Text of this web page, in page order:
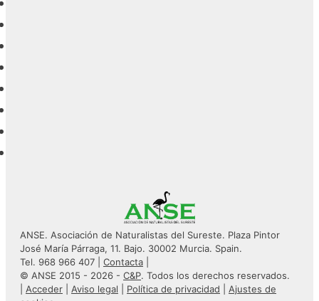
ANSE. Asociación de Naturalistas del Sureste. Plaza Pintor
José María Párraga, 11. Bajo. 30002 Murcia. Spain.
Tel. 968 966 407 | Contacta
© ANSE 2015 - 2026 - C&P. Todos los derechos reservados.
Acceder Aviso legal Política de privacidad
Ajustes de